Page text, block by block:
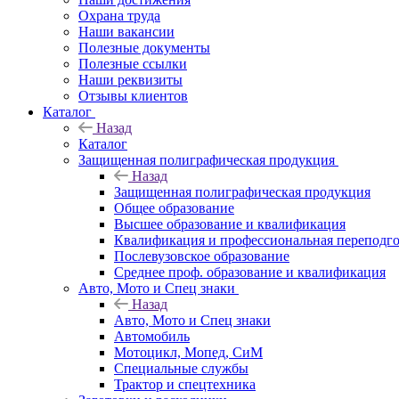
Охрана труда
Наши вакансии
Полезные документы
Полезные ссылки
Наши реквизиты
Отзывы клиентов
Каталог
Назад
Каталог
Защищенная полиграфическая продукция
Назад
Защищенная полиграфическая продукция
Общее образование
Высшее образование и квалификация
Квалификация и профессиональная
Послевузовское образование
Среднее проф. образование и квалификация
Авто, Мото и Спец знаки
Назад
Авто, Мото и Спец знаки
Автомобиль
Мотоцикл, Мопед, СиМ
Специальные службы
Трактор и спецтехника